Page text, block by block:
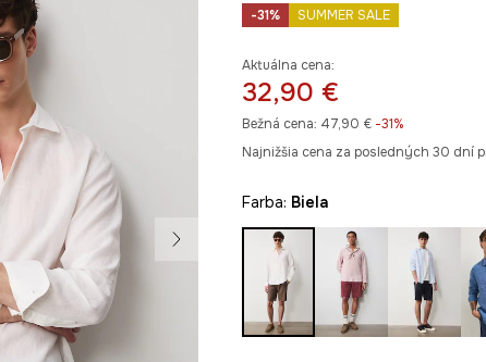
-31%
SUMMER SALE
Aktuálna cena:
32,90 €
Bežná cena: 47,90 €-31%
Najnižšia cena za posledných 30 dní
Farba: biela